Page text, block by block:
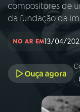
01INÍCIO
02A RÁDIO
compositores de
da fundação da
NO AR EM13/04/
Ouça agora